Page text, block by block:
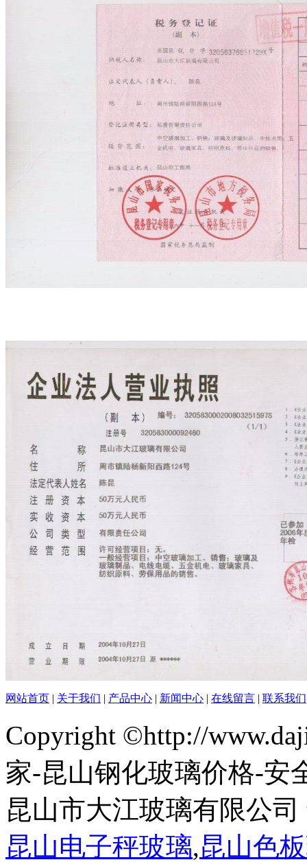
网站首页 | 关于我们 | 产品中心 | 新闻中心 | 在线留言 | 联系我们
Copyright ©http://
家-昆山钢化玻璃价格-安
昆山市大江玻璃有限公
昆山电子秤玻璃,昆山色